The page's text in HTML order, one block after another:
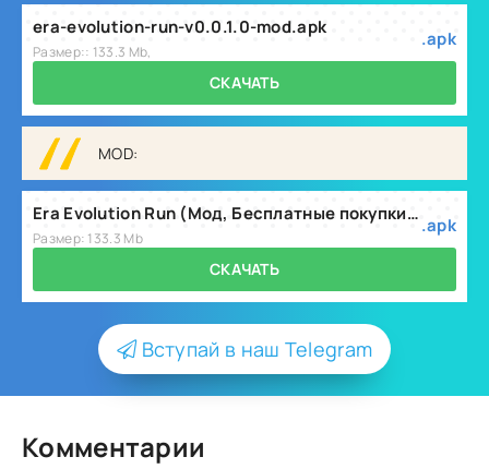
era-evolution-run-v0.0.1.0-mod.apk
Размер:: 133.3 Mb,
.apk
СКАЧАТЬ
MOD:
Era Evolution Run (Мод, Бесплатные покупки) v0.0.1.1
Размер: 133.3 Mb
.apk
СКАЧАТЬ
Вступай в наш Telegram
Комментарии